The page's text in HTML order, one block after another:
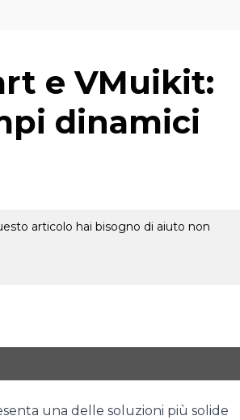
e VMuikit:
dinamici
articolo hai bisogno di aiuto non
una delle soluzioni più solide